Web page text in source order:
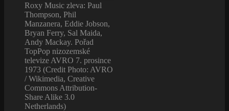
Roxy Music zleva: Paul
Thompson, Phil
Manzanera, Eddie Jobson,
Bryan Ferry, Sal Maida,
Andy Mackay. Pořad
TopPop nizozemské
televize AVRO 7. prosince
1973 (Credit Photo: AVRO
/ Wikimedia, Creative
Commons Attribution-
Share Alike 3.0
Netherlands)